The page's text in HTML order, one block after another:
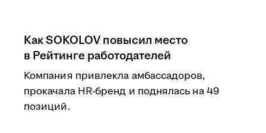
Как SOKOLOV повысил место
в Рейтинге работодателей
Компания привлекла амбассадоров,
прокачала HR-бренд и поднялась на 49
позиций.